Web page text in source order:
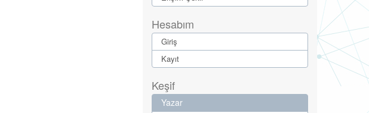
Hesabım
Giriş
Kayıt
Keşif
Yazar